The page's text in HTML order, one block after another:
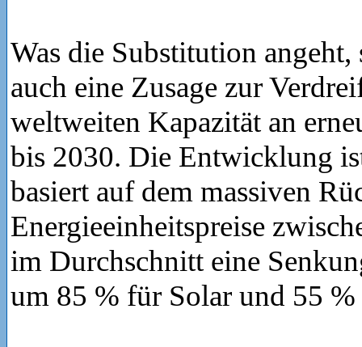
Was die Substitution
auch eine Zusage zur
weltweiten Kapazität an
bis 2030. Die Entwicklung
basiert auf dem massiven
Energieeinheitspreise
im Durchschnitt eine
um 85 % für Solar und 55